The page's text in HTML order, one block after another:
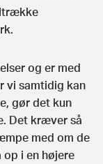
og er med
vi samtidig kan
gør det kun
Det kræver så
med om de
op i en højere